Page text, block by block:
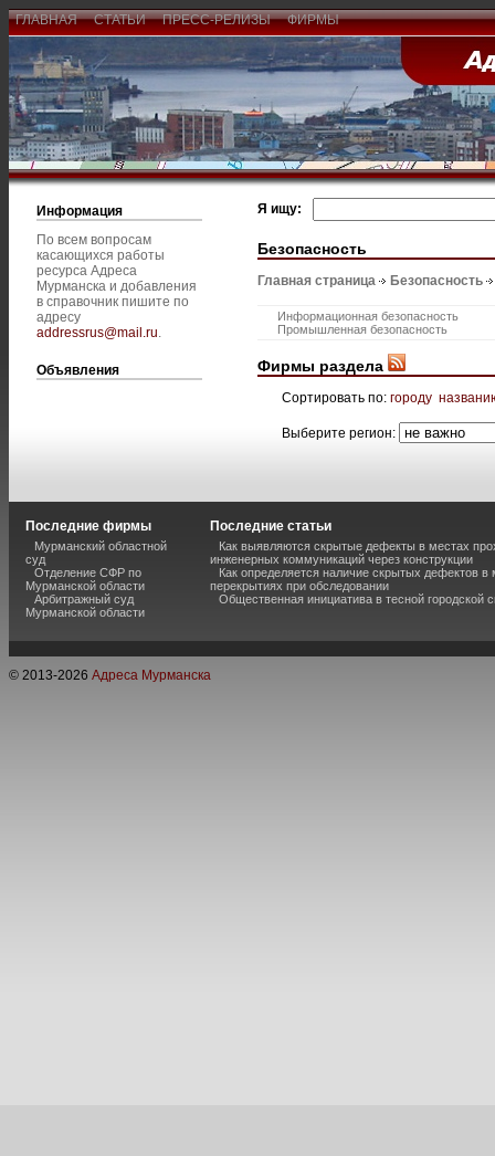
ГЛАВНАЯ СТАТЬИ ПРЕСС-РЕЛИЗЫ ФИРМЫ
Информация
По всем вопросам
касающихся работы
ресурса Адреса
Мурманска и добавления
в справочник пишите по
адресу
addressrus@mail.ru.
Объявления
Я ищу:
Безопасность
Главная страница Безопасность
Информационная безопасность
Промышленная безопасность
Фирмы раздела
Сортировать по: городу
Выберите регион:
Последние фирмы
Мурманский областной
суд
Отделение СФР по
Мурманской области
Арбитражный суд
Мурманской области
Последние статьи
Как выявляются скрытые дефекты в местах
инженерных коммуникаций через конструкции
Как определяется наличие скрытых дефектов
перекрытиях при обследовании
Общественная инициатива в тесной городской
© 2013-2026 Адреса Мурманска